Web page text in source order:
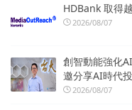
HDBank 取得
2026/08/07
創智動能強化
邀分享AI時代
2026/08/07